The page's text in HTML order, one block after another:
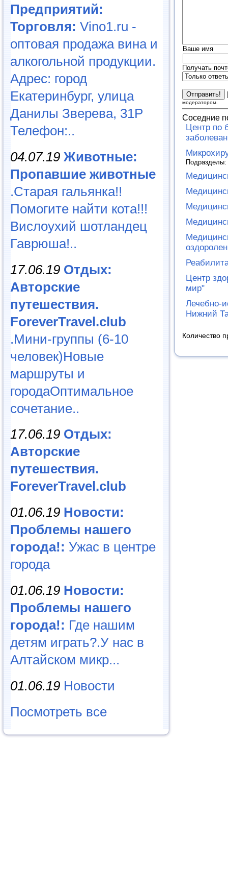
Предприятий:
Торговля: Vino1.ru -
оптовая продажа вина и
алкогольной продукции.
Адрес: город
Екатеринбург, улица
Данилы Зверева, 31Р
Телефон:..
04.07.19 Животные:
Пропавшие животные
.Старая гальянка!!
Помогите найти кота!!!
Вислоухий шотландец
Гаврюша!..
17.06.19 Отдых:
Авторские
путешествия.
ForeverTravel.club
.Мини-группы (6-10
человек)Новые
маршруты и
городаОптимальное
сочетание..
17.06.19 Отдых:
Авторские
путешествия.
ForeverTravel.club
01.06.19 Новости:
Проблемы нашего
города!: Ужас в центре
города
01.06.19 Новости:
Проблемы нашего
города!: Где нашим
детям играть?.У нас в
Алтайском микр...
01.06.19 Новости
Посмотреть все
Ваше имя
Получать
модератором.
Соседние
Центр по
Подразделы:
Центр
мир"
Лечебно-
Нижний
Количество